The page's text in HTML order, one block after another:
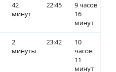
42
минут
22:45
9 часов
16
минут
2
минуты
23:42
10
часов
11
минут